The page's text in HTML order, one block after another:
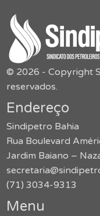
© 2026 - Copyright
reservados.
Endereço
Sindipetro Bahia
Rua Boulevard
Jardim Baiano –
(71) 3034-9313
Menu